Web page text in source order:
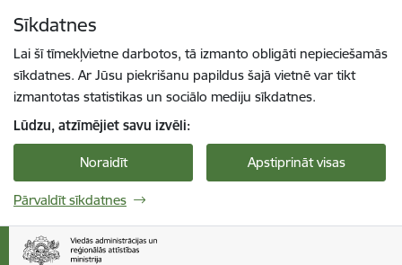
Sīkdatnes
Lai šī tīmekļvietne darbotos, tā izmanto obligāti nepieciešamās
sīkdatnes. Ar Jūsu piekrišanu papildus šajā vietnē var tikt
izmantotas statistikas un sociālo mediju sīkdatnes.
Lūdzu, atzīmējiet savu izvēli:
Noraidīt Apstiprināt visas
Pārvaldīt sīkdatnes